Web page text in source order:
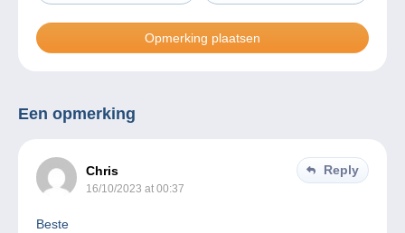
Een opmerking
Chris
16/10/2023 at 00:37
Reply
Beste